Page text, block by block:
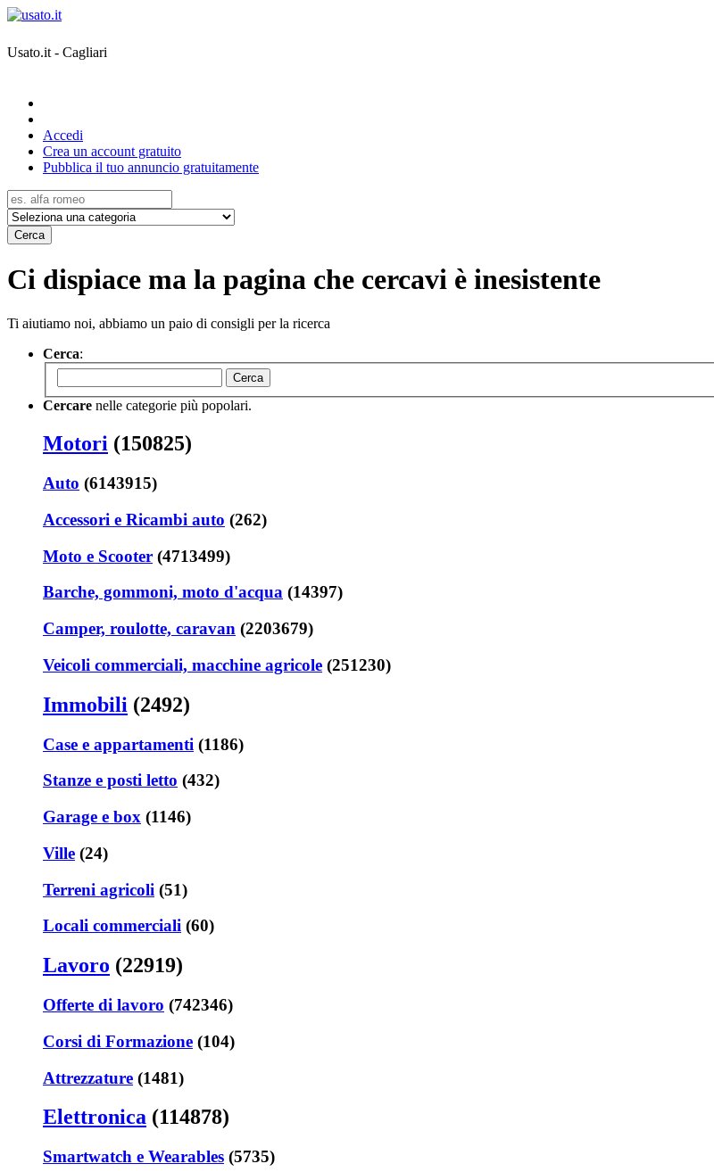
Usato.it - Cagliari
Accedi
Crea un account gratuito
Pubblica il tuo annuncio gratuitamente
Cerca
Ci dispiace ma la pagina che cercavi è inesistente
Ti aiutiamo noi, abbiamo un paio di consigli per la ricerca
Cerca:
Cerca
Cercare nelle categorie più popolari.
Motori (150825)
Auto (6143915)
Accessori e Ricambi auto (262)
Moto e Scooter (4713499)
Barche, gommoni, moto d'acqua (14397)
Camper, roulotte, caravan (2203679)
Veicoli commerciali, macchine agricole (251230)
Immobili (2492)
Case e appartamenti (1186)
Stanze e posti letto (432)
Garage e box (1146)
Ville (24)
Terreni agricoli (51)
Locali commerciali (60)
Lavoro (22919)
Offerte di lavoro (742346)
Corsi di Formazione (104)
Attrezzature (1481)
Elettronica (114878)
Smartwatch e Wearables (5735)